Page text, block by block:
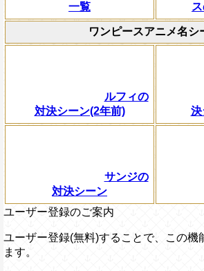
一覧
ワンピースアニメ名シ
ルフィの
対決シーン(2年前)
決
サンジの
対決シーン
ユーザー登録のご案内
ユーザー登録(無料)することで、この機
ます。